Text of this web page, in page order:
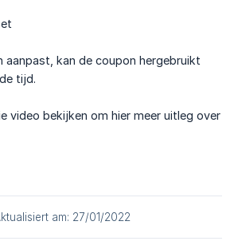
aanpast, kan de coupon hergebruikt
tijd.
video bekijken om hier meer uitleg over
am: 27/01/2022